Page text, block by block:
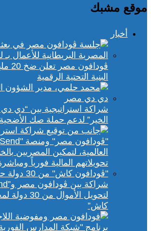
موقع مشبك
أخبار
البنية التحتية الرقمية
شراكة استراتيجية بين “دي
الخير” لدعم حملة صك الأضحية
لتحويل
كاش”